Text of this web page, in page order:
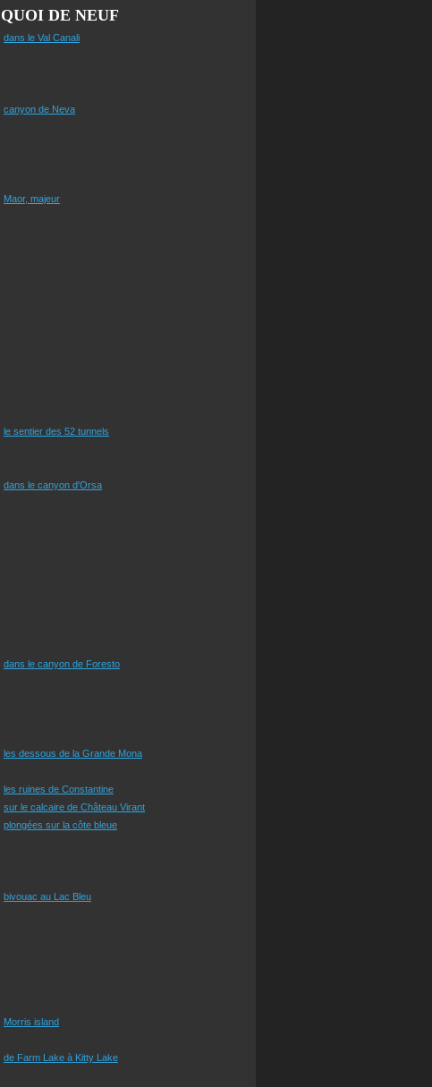
QUOI DE NEUF
dans le Val Canali
canyon de Neva
Maor, majeur
le sentier des 52 tunnels
dans le canyon d'Orsa
dans le canyon de Foresto
les dessous de la Grande Mona
les ruines de Constantine
sur le calcaire de Château Virant
plongées sur la côte bleue
bivouac au Lac Bleu
Morris island
de Farm Lake à Kitty Lake